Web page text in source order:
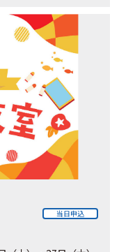
当日申込